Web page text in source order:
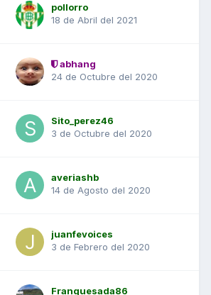
pollorro
18 de Abril del 2021
abhang
24 de Octubre del 2020
Sito_perez46
3 de Octubre del 2020
averiashb
14 de Agosto del 2020
juanfevoices
3 de Febrero del 2020
Franquesada86